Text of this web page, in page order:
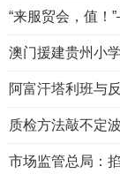
“来服贸会，值
澳门援建贵州小
阿富汗塔利班与
质检方法敲不定
市场监管总局：